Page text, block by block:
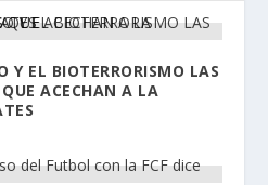
Y EL BIOTERRORISMO LAS
ACECHAN A LA